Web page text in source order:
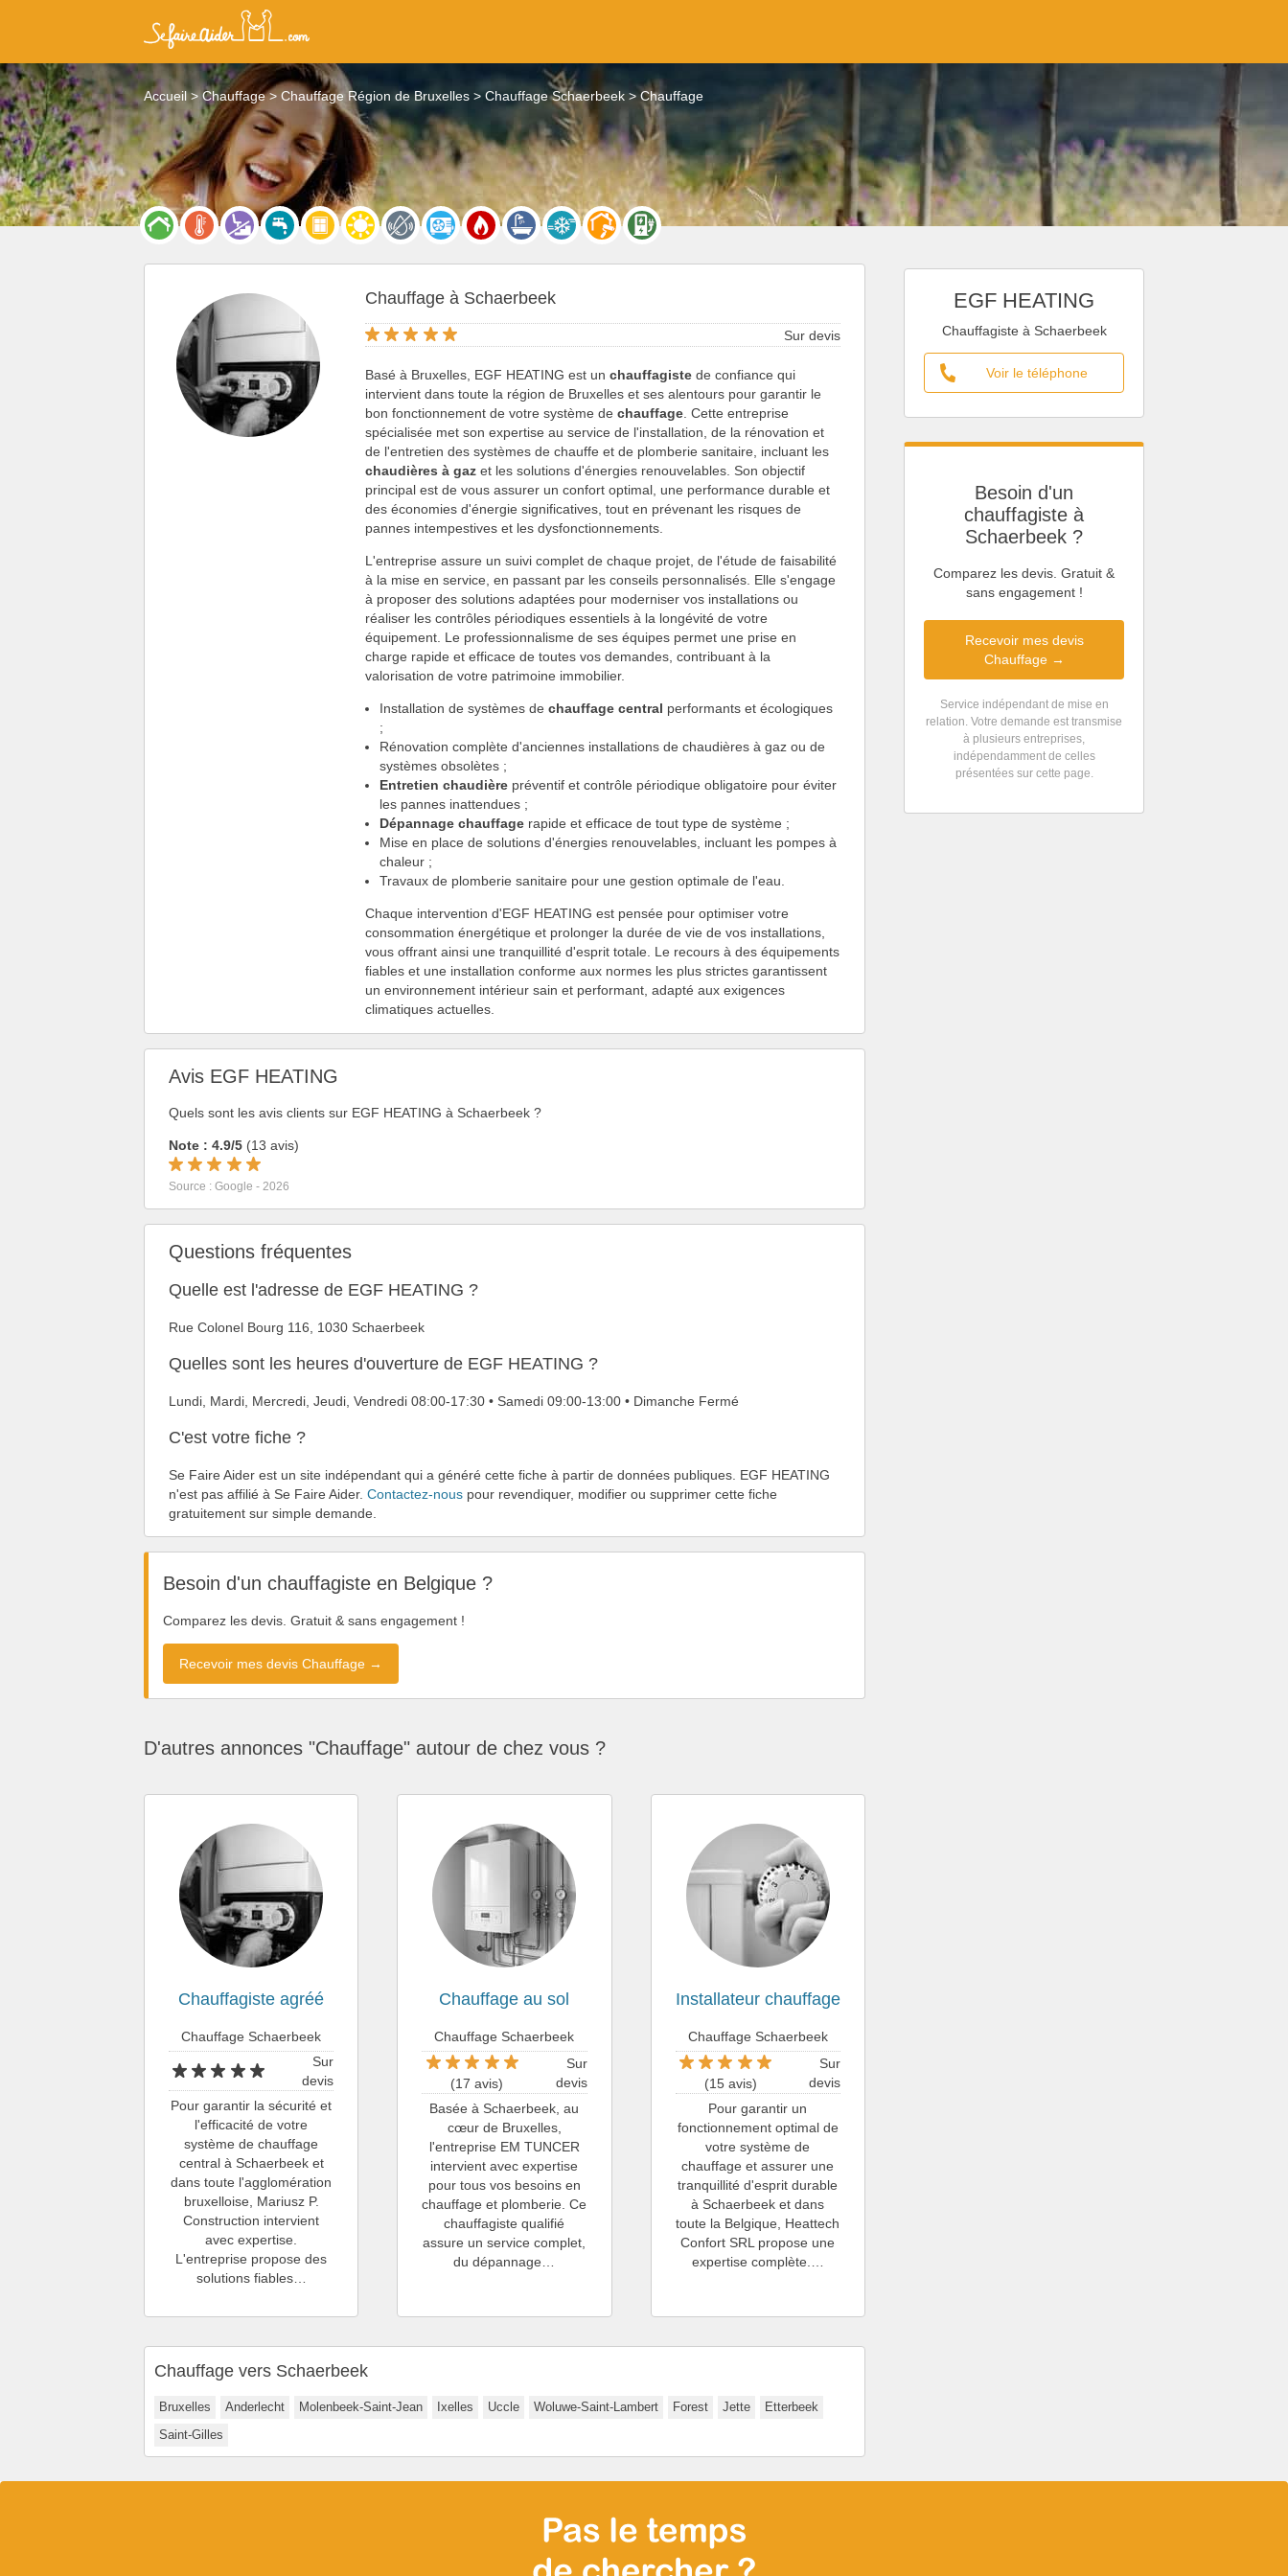
Accueil Chauffage Chauffage Région de Bruxelles Chauffage Schaerbeek Chauffage
EGF HEATING
Chauffagiste à Schaerbeek
Voir le téléphone
Besoin d'un
chauffagiste à
Schaerbeek ?
Comparez les devis. Gratuit &
sans engagement !
Recevoir mes devis
Chauffage →
Service indépendant de mise en
relation. Votre demande est transmise
à plusieurs entreprises,
indépendamment de celles
présentées sur cette page.
Chauffage à Schaerbeek
Sur devis
Basé à Bruxelles, EGF HEATING est unchauffagiste de confiance qui
intervient dans toute la région de Bruxelles et ses alentours pour garantir le
bon fonctionnement de votre système dechauffage . Cette entreprise
spécialisée met son expertise au service de l'installation, de la rénovation et
de l'entretien des systèmes de chauffe et de plomberie sanitaire, incluant les
chaudières à gaz et les solutions d'énergies renouvelables. Son objectif
principal est de vous assurer un confort optimal, une performance durable et
des économies d'énergie significatives, tout en prévenant les risques de
pannes intempestives et les dysfonctionnements.
L'entreprise assure un suivi complet de chaque projet, de l'étude de faisabilité
à la mise en service, en passant par les conseils personnalisés. Elle s'engage
à proposer des solutions adaptées pour moderniser vos installations ou
réaliser les contrôles périodiques essentiels à la longévité de votre
équipement. Le professionnalisme de ses équipes permet une prise en
charge rapide et efficace de toutes vos demandes, contribuant à la
valorisation de votre patrimoine immobilier.
Installation de systèmes dechauffage central performants et écologiques
;
Rénovation complète d'anciennes installations de chaudières à gaz ou de
systèmes obsolètes ;
Entretien chaudière préventif et contrôle périodique obligatoire pour éviter
les pannes inattendues ;
Dépannage chauffage rapide et efficace de tout type de système ;
Mise en place de solutions d'énergies renouvelables, incluant les pompes à
chaleur ;
Travaux de plomberie sanitaire pour une gestion optimale de l'eau.
Chaque intervention d'EGF HEATING est pensée pour optimiser votre
consommation énergétique et prolonger la durée de vie de vos installations,
vous offrant ainsi une tranquillité d'esprit totale. Le recours à des équipements
fiables et une installation conforme aux normes les plus strictes garantissent
un environnement intérieur sain et performant, adapté aux exigences
climatiques actuelles.
Avis EGF HEATING
Quels sont les avis clients sur EGF HEATING à Schaerbeek ?
Note : 4.9/5 (13 avis)
Source : Google - 2026
Questions fréquentes
Quelle est l'adresse de EGF HEATING ?
Rue Colonel Bourg 116, 1030 Schaerbeek
Quelles sont les heures d'ouverture de EGF HEATING ?
Lundi, Mardi, Mercredi, Jeudi, Vendredi 08:00-17:30 • Samedi 09:00-13:00 • Dimanche Fermé
C'est votre fiche ?
Se Faire Aider est un site indépendant qui a généré cette fiche à partir de données publiques. EGF HEATING
n'est pas affilié à Se Faire Aider. Contactez-nous pour revendiquer, modifier ou supprimer cette fiche
gratuitement sur simple demande.
Besoin d'un chauffagiste en Belgique ?
Comparez les devis. Gratuit & sans engagement !
Recevoir mes devis Chauffage →
D'autres annonces "Chauffage" autour de chez vous ?
Chauffagiste agréé
Chauffage Schaerbeek
Sur
devis
Pour garantir la sécurité et
l'efficacité de votre
système de chauffage
central à Schaerbeek et
dans toute l'agglomération
bruxelloise, Mariusz P.
Construction intervient
avec expertise.
L'entreprise propose des
solutions fiables…
Chauffage au sol
Chauffage Schaerbeek
(17 avis)
Sur
devis
Basée à Schaerbeek, au
cœur de Bruxelles,
l'entreprise EM TUNCER
intervient avec expertise
pour tous vos besoins en
chauffage et plomberie. Ce
chauffagiste qualifié
assure un service complet,
du dépannage…
Installateur chauffage
Chauffage Schaerbeek
(15 avis)
Sur
devis
Pour garantir un
fonctionnement optimal de
votre système de
chauffage et assurer une
tranquillité d'esprit durable
à Schaerbeek et dans
toute la Belgique, Heattech
Confort SRL propose une
expertise complète.…
Chauffage vers Schaerbeek
Bruxelles Anderlecht Molenbeek-Saint-Jean Ixelles Uccle Woluwe-Saint-Lambert Forest Jette
Etterbeek
Saint-Gilles